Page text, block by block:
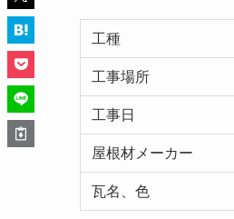
工種
工事場所
工事日
屋根材メーカー
瓦名、色